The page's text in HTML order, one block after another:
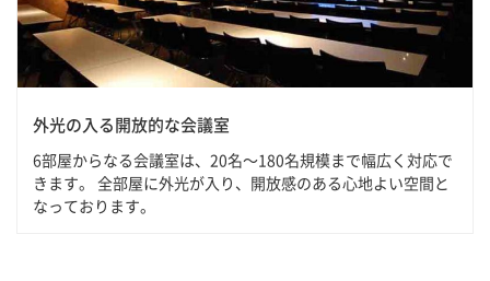
外光の入る開放的な会議室
6部屋からなる会議室は、20名～180名規模まで幅広く対応で
きます。 全部屋に外光が入り、開放感のある心地よい空間と
なっております。